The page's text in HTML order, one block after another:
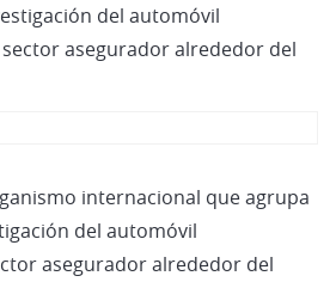
del automóvil
asegurador alrededor del
internacional que agrupa
del automóvil
asegurador alrededor del